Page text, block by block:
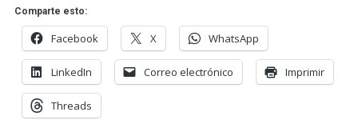
Comparte esto:
Facebook X WhatsApp
LinkedIn Correo electrónico Imprimir
Threads